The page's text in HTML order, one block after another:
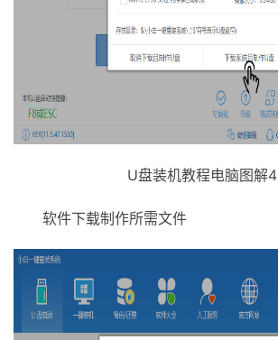
U盘装机教程电脑图解4
软件下载制作所需文件